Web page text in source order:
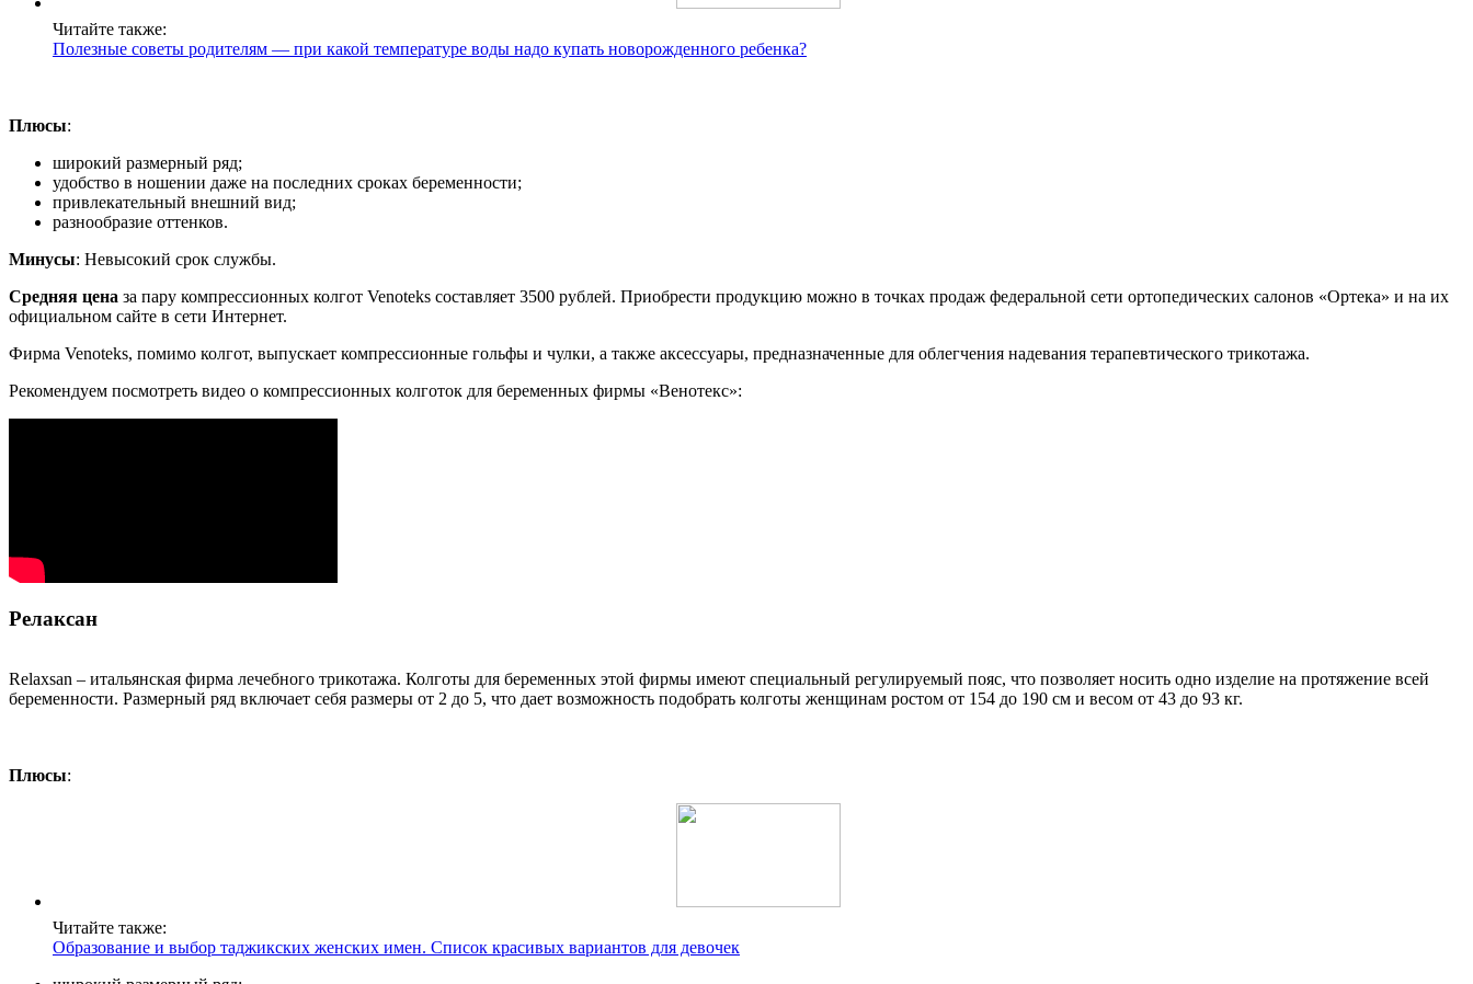
Читайте также:
Полезные советы родителям — при какой температуре воды надо купать новорожденного ребенка?
Плюсы:
широкий размерный ряд;
удобство в ношении даже на последних сроках беременности;
привлекательный внешний вид;
разнообразие оттенков.
Минусы: Невысокий срок службы.
Средняя цена за пару компрессионных колгот Venoteks составляет 3500 рублей. Приобрести продукцию можно в точках продаж федеральной сети ортопедических салонов «Ортека» и на их
официальном сайте в сети Интернет.
Фирма Venoteks, помимо колгот, выпускает компрессионные гольфы и чулки, а также аксессуары, предназначенные для облегчения надевания терапевтического трикотажа.
Рекомендуем посмотреть видео о компрессионных колготок для беременных фирмы «Венотекс»:
Релаксан
Relaxsan – итальянская фирма лечебного трикотажа. Колготы для беременных этой фирмы имеют специальный регулируемый пояс, что позволяет носить одно изделие на протяжение всей
беременности. Размерный ряд включает себя размеры от 2 до 5, что дает возможность подобрать колготы женщинам ростом от 154 до 190 см и весом от 43 до 93 кг.
Плюсы:
Читайте также:
Образование и выбор таджикских женских имен. Список красивых вариантов для девочек